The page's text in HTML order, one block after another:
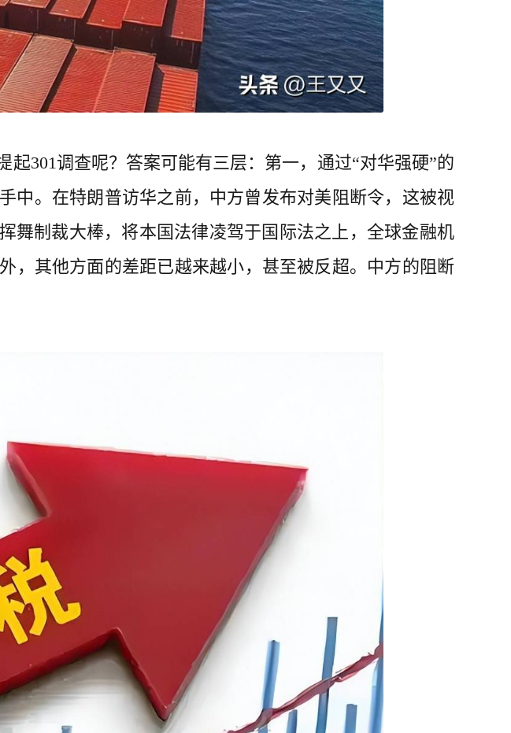
301调查呢？答案可能有三层：第一，通过“对华强硬”的
。在特朗普访华之前，中方曾发布对美阻断令，这被视
舞制裁大棒，将本国法律凌驾于国际法之上，全球金融机
，其他方面的差距已越来越小，甚至被反超。中方的阻断